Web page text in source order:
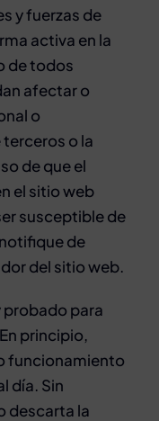
y fuerzas de
activa en la
de todos
afectar o
o
o la
de que el
el sitio web
susceptible de
de
del sitio web.
probado para
principio,
funcionamiento
día. Sin
descarta la